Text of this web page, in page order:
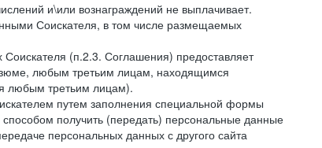
и\или вознаграждений не выплачивает.
Соискателя, в том числе размещаемых
(п.2.3. Соглашения) предоставляет
любым третьим лицам, находящимся
любым третьим лицам).
путем заполнения специальной формы
получить (передать) персональные данные
персональных данных с другого сайта